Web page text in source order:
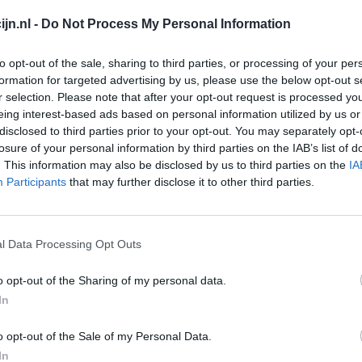
- Do Not Process My Personal Information
opt-out of the sale, sharing to third parties, or processing of your
for targeted advertising by us, please use the below opt-out
selection. Please note that after your opt-out request is processed
interest-based ads based on personal information utilized by us
to third parties prior to your opt-out. You may separately
of your personal information by third parties on the IAB’s list of
This information may also be disclosed by us to third parties on the
Participants that may further disclose it to other third parties.
Data Processing Opt Outs
opt-out of the Sharing of my personal data.
opt-out of the Sale of my Personal Data.
Verslavingsziekten
Pijn - morfine-achtigen
Schildklier - hypothyroidie (traagwerkend)
Maagzuur - protonpompremmers
Bloeddruk - betablokkers
Epilepsie
Depressie - antidepressiva overig
Depressie - antidepressiva SSRI